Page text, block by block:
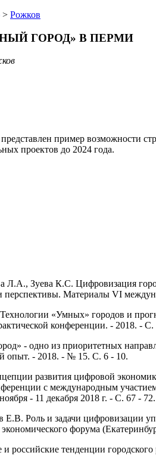
> Рожков
ГОРОД» В ПЕРМИ
пример возможности
проектов до 2024 года.
Зуева К.С. Цифровизация
перспективы. Материалы VI
«Умных» городов и
конференции. - 2018. - С.
- одно из приоритетных
опыт. - 2018. - № 15. С. 6 - 10.
развития цифровой
с международным
- 11 декабря 2018 г. - С. 67 - 72.
Роль и задачи цифровизации
форума
тенденции городского